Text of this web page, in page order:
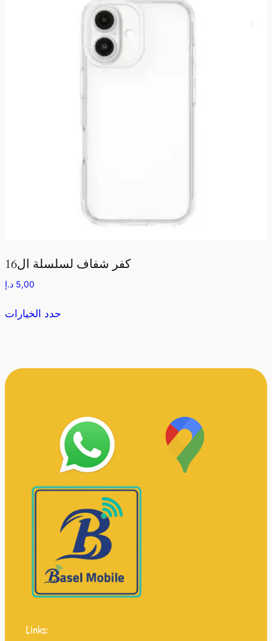
كفر شفاف لسلسلة ال16
5,00 د.إ
حدد الخيارات
Links: